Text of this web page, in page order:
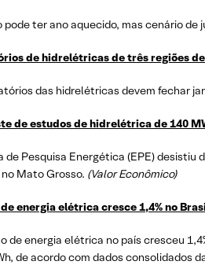
pode ter ano aquecido, mas cenário
de hidrelétricas de três regiões
das hidrelétricas devem fechar
de estudos de hidrelétrica de 140
de Pesquisa Energética (EPE)
Mato Grosso. (Valor Econômico)
energia elétrica cresce 1,4% no
de energia elétrica no país cresceu
de acordo com dados consolidados